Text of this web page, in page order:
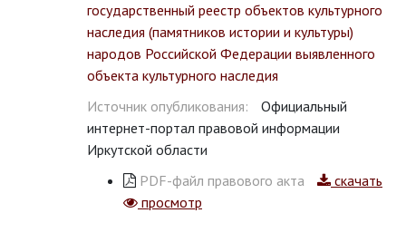
государственный реестр объектов культурного
наследия (памятников истории и культуры)
народов Российской Федерации выявленного
объекта культурного наследия
Источник опубликования:
Официальный
интернет-портал правовой информации
Иркутской области
PDF-файл правового акта
скачать
просмотр